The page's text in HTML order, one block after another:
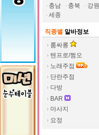
충남
충북 강원
세종
직종별 알바정보
룸싸롱
텐프로/쩜오
노래주점
단란주점
다방
BAR
마사지
요정